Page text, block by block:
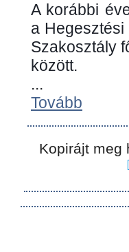
A korábbi
a
Szakosztály
között.
...
Tovább
Kopirájt meg